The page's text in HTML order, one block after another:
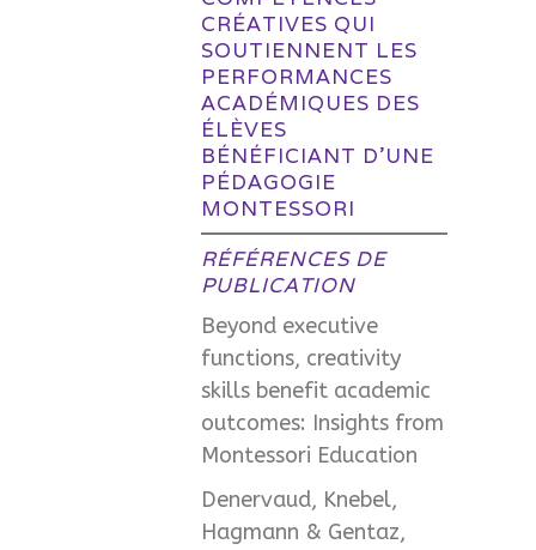
CRÉATIVES QUI
SOUTIENNENT LES
PERFORMANCES
ACADÉMIQUES DES
ÉLÈVES
BÉNÉFICIANT D’UNE
PÉDAGOGIE
MONTESSORI
RÉFÉRENCES DE
PUBLICATION
Beyond executive
functions, creativity
skills benefit academic
outcomes: Insights from
Montessori Education
Denervaud, Knebel,
Hagmann & Gentaz,